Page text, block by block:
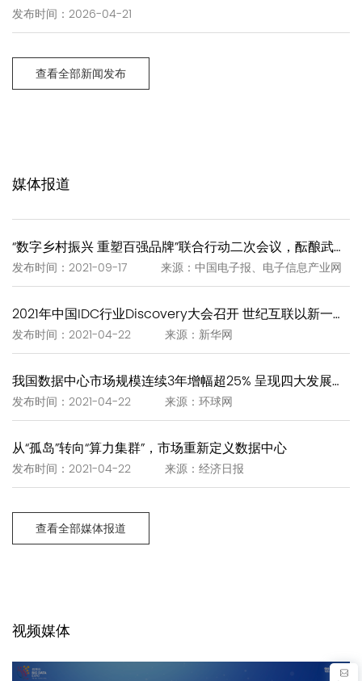
发布时间：2026-04-21
查看全部新闻发布
媒体报道
发布时间：2021-09-17 来源：中国电子报、电子信息产业网
发布时间：2021-04-22 来源：新华网
发布时间：2021-04-22 来源：环球网
从“孤岛”转向“算力集群”，市场重新定义数据中心
发布时间：2021-04-22 来源：经济日报
查看全部媒体报道
视频媒体